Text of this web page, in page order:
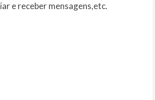
e receber mensagens,etc.